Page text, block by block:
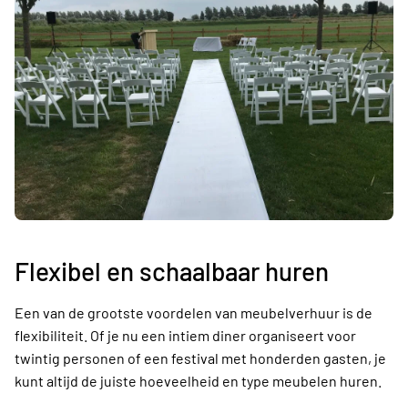
Flexibel en schaalbaar huren
Een van de grootste voordelen van meubelverhuur is de
flexibiliteit. Of je nu een intiem diner organiseert voor
twintig personen of een festival met honderden gasten, je
kunt altijd de juiste hoeveelheid en type meubelen huren.